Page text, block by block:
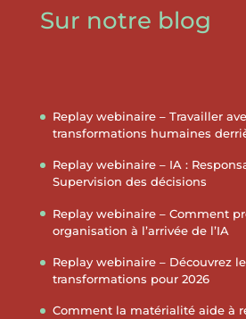
Sur notre blog
Replay webinaire – Travailler
transformations humaines
Replay webinaire – IA :
Supervision des décisions
Replay webinaire – Comment
organisation à l’arrivée de l’IA
Replay webinaire – Découvrez
transformations pour 2026
Comment la matérialité aide à